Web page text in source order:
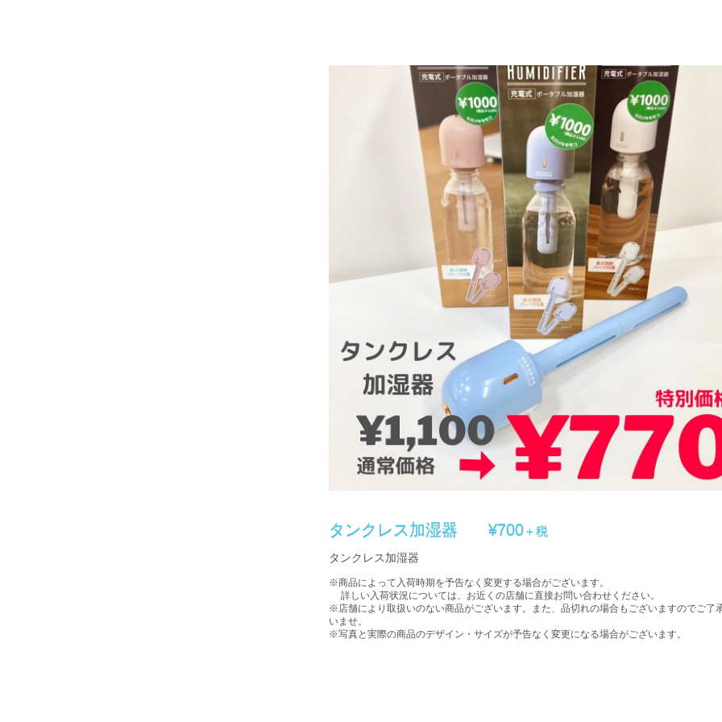
タンクレス加湿器 ¥700＋税
タンクレス加湿器
※商品によって入荷時期を予告なく変更する場合がございます。
詳しい入荷状況については、お近くの店舗に直接お問い合わせください。
※店舗により取扱いのない商品がございます。また、品切れの場合もございますのでご了
いませ。
※写真と実際の商品のデザイン・サイズが予告なく変更になる場合がございます。